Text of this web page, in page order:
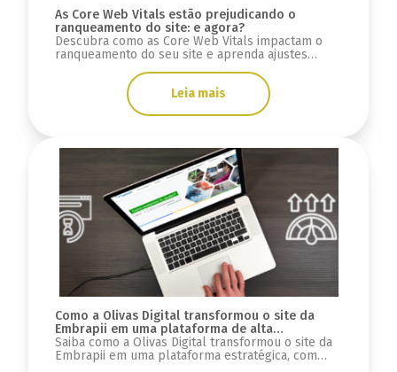
As Core Web Vitals estão prejudicando o
ranqueamento do site: e agora?
Descubra como as Core Web Vitals impactam o
ranqueamento do seu site e aprenda ajustes
Leia mais
Como a Olivas Digital transformou o site da
Embrapii em uma plataforma de alta
performance e integração estratégica
Saiba como a Olivas Digital transformou o site da
Embrapii em uma plataforma estratégica, com